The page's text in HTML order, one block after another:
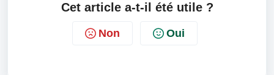
Cet article a-t-il été utile ?
Non Oui